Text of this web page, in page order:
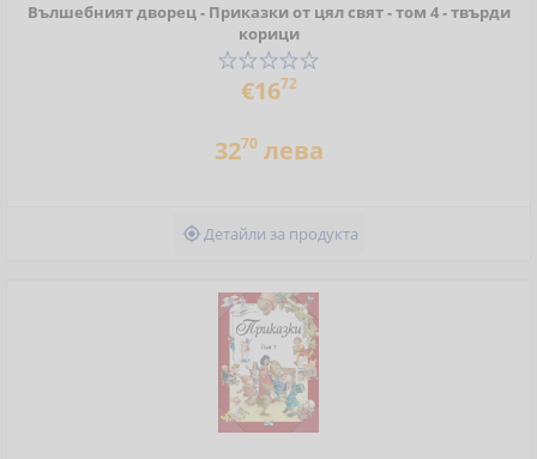
Вълшебният дворец - Приказки от цял свят - том 4 - твърди
корици
€1672
3270лева
Детайли за продукта